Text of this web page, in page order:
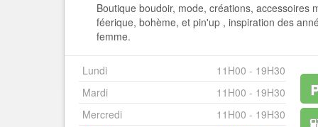
Boutique boudoir, mode, créations, accessoires
féerique, bohème, et pin'up , inspiration des
femme.
Lundi
11H00 - 19H30
Mardi
11H00 - 19H30
Mercredi
11H00 - 19H30